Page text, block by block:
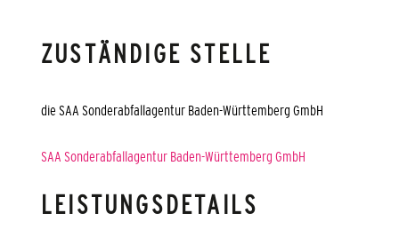
ZUSTÄNDIGE STELLE
die SAA Sonderabfallagentur Baden-Württemberg GmbH
SAA Sonderabfallagentur Baden-Württemberg GmbH
LEISTUNGSDETAILS